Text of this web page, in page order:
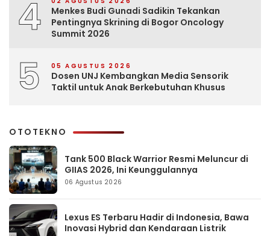
4
Menkes Budi Gunadi Sadikin Tekankan
Pentingnya Skrining di Bogor Oncology
Summit 2026
5 05 AGUSTUS 2026
Dosen UNJ Kembangkan Media Sensorik
Taktil untuk Anak Berkebutuhan Khusus
OTOTEKNO
Tank 500 Black Warrior Resmi Meluncur di
GIIAS 2026, Ini Keunggulannya
06 Agustus 2026
Lexus ES Terbaru Hadir di Indonesia, Bawa
Inovasi Hybrid dan Kendaraan Listrik